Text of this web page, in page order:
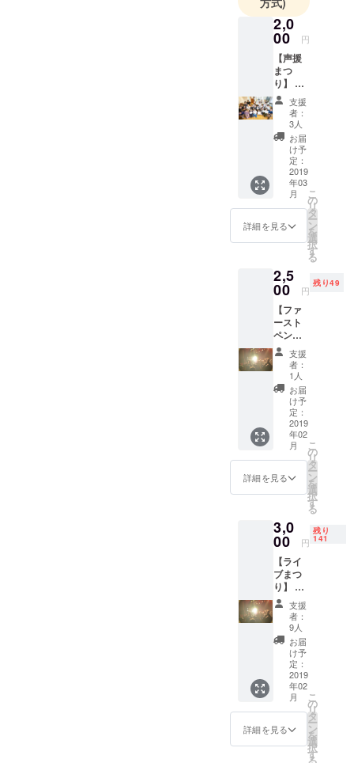
2,0
00 円
【声援
まつ
り】 リ
ターン
・Mya-
hk LAB.
の学生
メン
バーが
お礼の
メール
を送り
ます。
私たち
の挑戦
くださ
る方
へ。た
とえ、
遠方で
イベン
トに参
加でき
なくて
も、す
ごく励
みにな
りま
す。
支援
者：
3人
お届
け予
定：
2019
年03
月
詳細を見る
こ
の
リ
タ
ー
ン
を
選
択
す
る
2,5
00 円
残り49
【ファ
ースト
ペンギ
ン・ラ
イブま
つり】
リター
ン ・か
りゆし
58さん
のライ
ブの優
先エリ
アに案
内。 ・
hk LAB.
オリジ
ナル
グッズ
を提
供。 誰
よりも
早く支
援を決
めてい
ただい
た方向
け 宮古
島冬ま
つりの
メイン
コンテ
支援
者：
1人
お届
け予
定：
2019
年02
月
詳細を見る
こ
の
リ
タ
ー
ン
を
選
択
す
る
3,0
00 円
残り
141
【ライ
ブまつ
り】 リ
ターン
・かり
ゆし58
さんの
ライブ
の優先
エリア
へ案内
しま
す。 ・
会場に
てMya-
hk LAB.
支援
者：
9人
お届
け予
定：
2019
年02
月
詳細を見る
こ
の
リ
タ
ー
ン
を
選
択
す